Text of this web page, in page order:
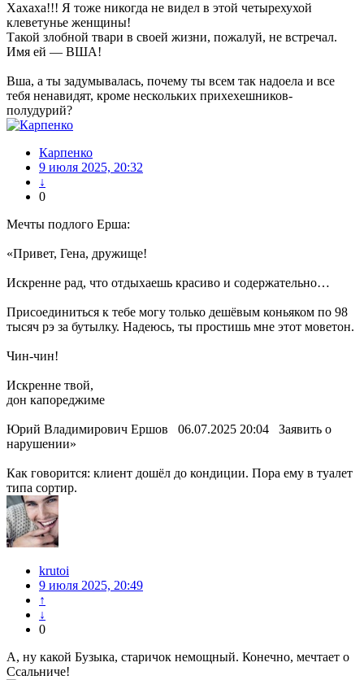
Хахаха!!! Я тоже никогда не видел в этой четырехухой
клеветунье женщины!
Такой злобной твари в своей жизни, пожалуй, не встречал.
Имя ей — ВША!
Вша, а ты задумывалась, почему ты всем так надоела и все
тебя ненавидят, кроме нескольких прихехешников-
полудурий?
Карпенко
9 июля 2025, 20:32
↓
0
Мечты подлого Ерша:
«Привет, Гена, дружище!
Искренне рад, что отдыхаешь красиво и содержательно…
Присоединиться к тебе могу только дешёвым коньяком по 98
тысяч рэ за бутылку. Надеюсь, ты простишь мне этот моветон.
Чин-чин!
Искренне твой,
дон капореджиме
Юрий Владимирович Ершов 06.07.2025 20:04 Заявить о
нарушении»
Как говорится: клиент дошёл до кондиции. Пора ему в туалет
типа сортир.
krutoi
9 июля 2025, 20:49
↑
↓
0
А, ну какой Бузыка, старичок немощный. Конечно, мечтает о
Ссальниче!